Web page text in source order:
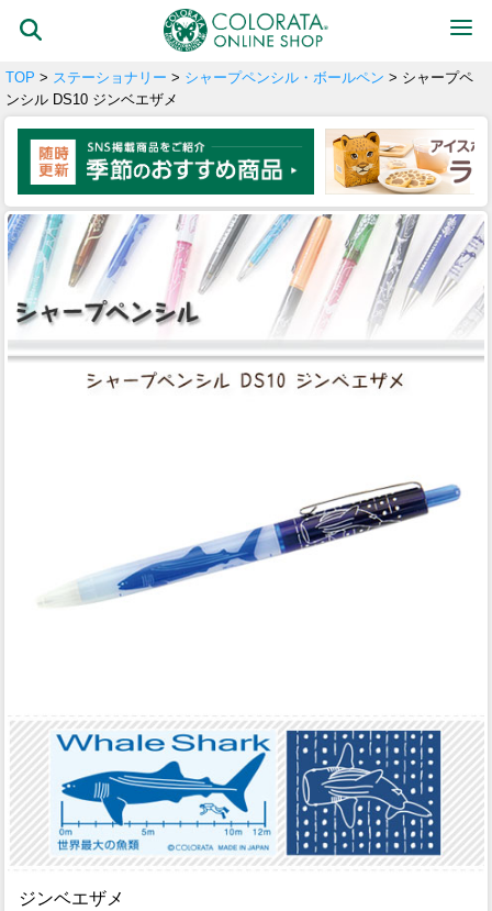
TOP > ステーショナリー > シャープペンシル・ボールペン > シャープペ
ンシル DS10 ジンベエザメ
ジンベエザメ